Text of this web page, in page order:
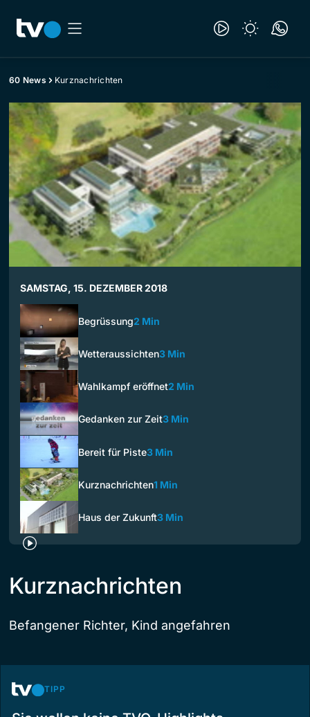
60 News Kurznachrichten
SAMSTAG, 15. DEZEMBER 2018
Begrüssung2 Min
Wetteraussichten3 Min
Wahlkampf eröffnet2 Min
Gedanken zur Zeit3 Min
Bereit für Piste3 Min
Kurznachrichten1 Min
Haus der Zukunft3 Min
Kurznachrichten
Befangener Richter, Kind angefahren
TIPP